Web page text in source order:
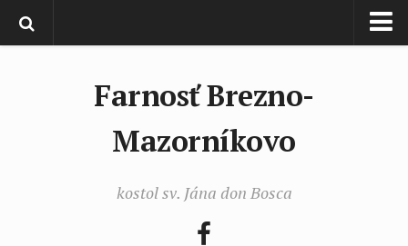
Imanuel 2025
Farnosť Brezno-
Mazorníkovo
kostol sv. Jána don Bosca